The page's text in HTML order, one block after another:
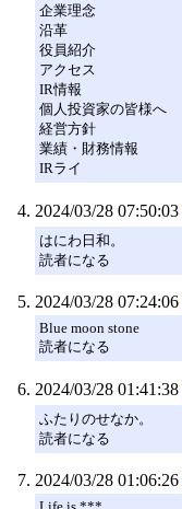
企業理念
沿革
役員紹介
アクセス
IR情報
個人投資家の皆様へ
経営方針
業績・財務情報
IRライ
2024/03/28 07:50:03
はにわ日和。
読者になる
2024/03/28 07:24:06
Blue moon stone
読者になる
2024/03/28 01:41:38
ふたりのせなか。
読者になる
2024/03/28 01:06:26